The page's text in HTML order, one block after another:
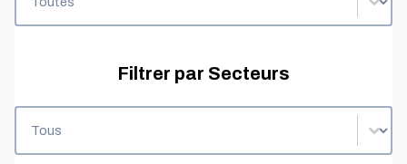
Filtrer par Secteurs